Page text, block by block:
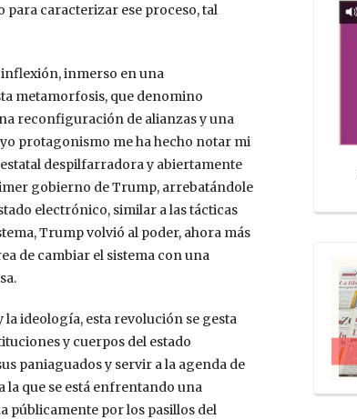
para caracterizar ese proceso, tal
inmerso en una
metamorfosis, que denomino
reconfiguración de alianzas y una
protagonismo me ha hecho notar mi
despilfarradora y abiertamente
gobierno de Trump, arrebatándole
electrónico, similar a las tácticas
Trump volvió al poder, ahora más
de cambiar el sistema con una
ideología, esta revolución se gesta
y cuerpos del estado
paniaguados y servir a la agenda de
la que se está enfrentando una
públicamente por los pasillos del